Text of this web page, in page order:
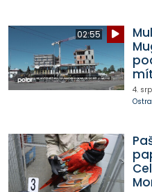
02:55
4.